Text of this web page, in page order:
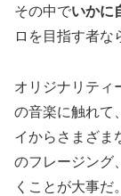
その中でいかに
ロを目指す者な
オリジナリティ
の音楽に触れて
イからさまざま
のフレージング
くことが大事だ。